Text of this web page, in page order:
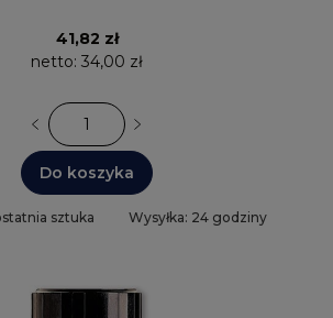
41,82 zł
netto: 34,00 zł
Do koszyka
sztuka Wysyłka: 24 godziny